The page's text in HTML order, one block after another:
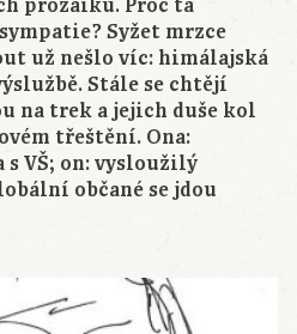
prozaiků. Proč ta
Syžet mrzce
už nešlo víc: himálajská
Stále se chtějí
na trek a jejich duše kol
třeštění. Ona:
VŠ; on: vysloužilý
občané se jdou